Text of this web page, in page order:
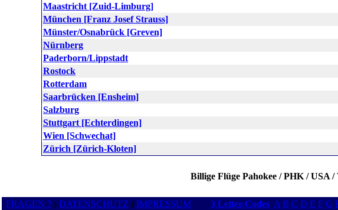
Maastricht [Zuid-Limburg]
München [Franz Josef Strauss]
Münster/Osnabrück [Greven]
Nürnberg
Paderborn/Lippstadt
Rostock
Rotterdam
Saarbrücken [Ensheim]
Salzburg
Stuttgart [Echterdingen]
Wien [Schwechat]
Zürich [Zürich-Kloten]
Billige Flüge Pahokee / PHK / USA
FRAGEN ? : DATENSCHUTZ : IMPRESSUM 3 Letter-Codes A B C D E F G